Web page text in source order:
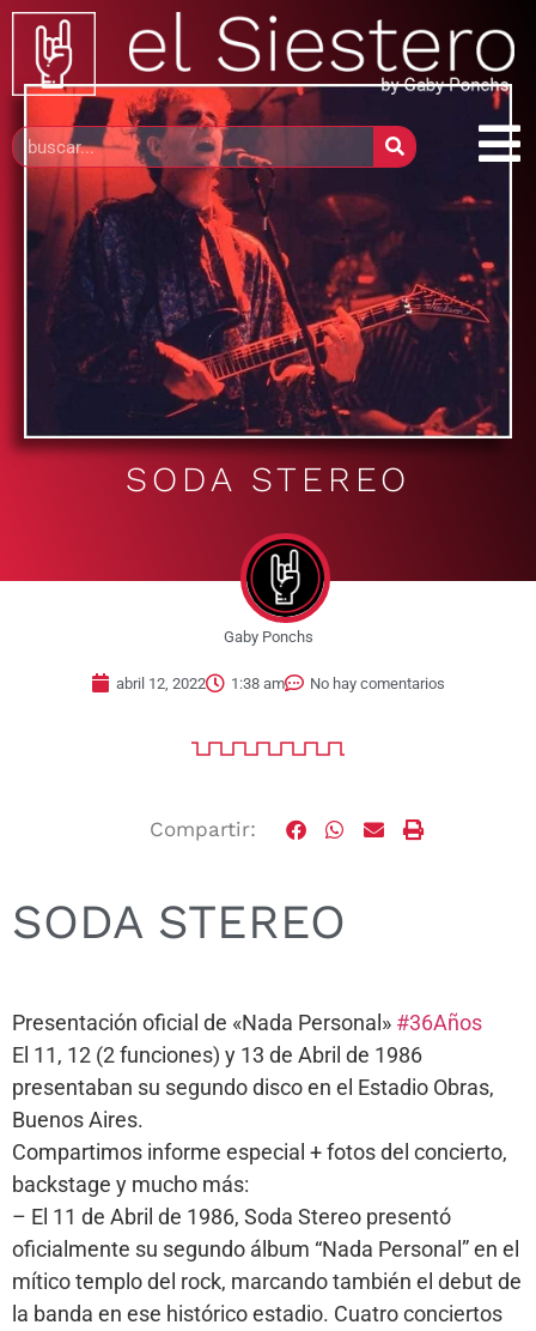
SODA STEREO
Gaby Ponchs
abril 12, 2022 1:38 am No hay comentarios
Compartir:
SODA STEREO
Presentación oficial de «Nada Personal» #36Años
El 11, 12 (2 funciones) y 13 de Abril de 1986
presentaban su segundo disco en el Estadio Obras,
Buenos Aires.
Compartimos informe especial + fotos del concierto,
backstage y mucho más:
– El 11 de Abril de 1986, Soda Stereo presentó
oficialmente su segundo álbum “Nada Personal” en el
mítico templo del rock, marcando también el debut de
la banda en ese histórico estadio. Cuatro conciertos